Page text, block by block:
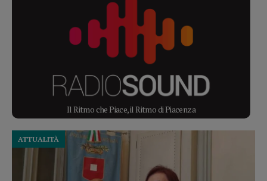
Il Ritmo che Piace, il Ritmo di Piacenza
ATTUALITÀ